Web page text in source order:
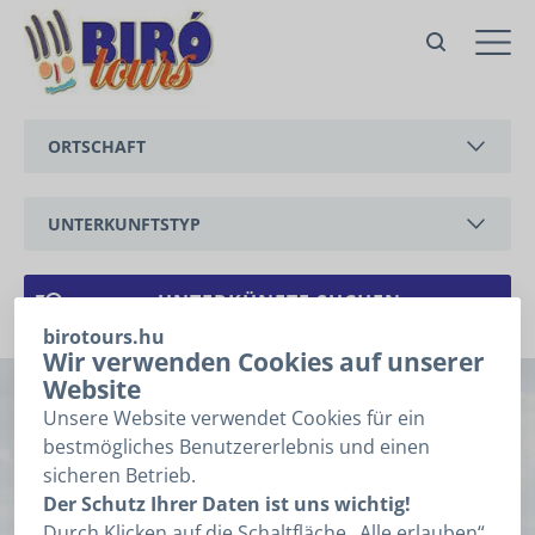
birotours.hu
Wir verwenden Cookies auf unserer
Website
Unsere Website verwendet Cookies für ein
bestmögliches Benutzererlebnis und einen
sicheren Betrieb.
Der Schutz Ihrer Daten ist uns wichtig!
ORTSCHAFT
GYENESDIÁS
HÉVÍZ
KESZTHELY
VONYARCVASHEGY
UNTERKUNFTSTYP
FERIENWOHNUNG
FERIENHAUS
Nr. 11 Ferienhaus
Anita
Nr. 11 Ferienhaus Anita
1 2 3
ANREISE
ABREISE*
Ich kenne das Datum meiner Anreise, Abreise nicht.